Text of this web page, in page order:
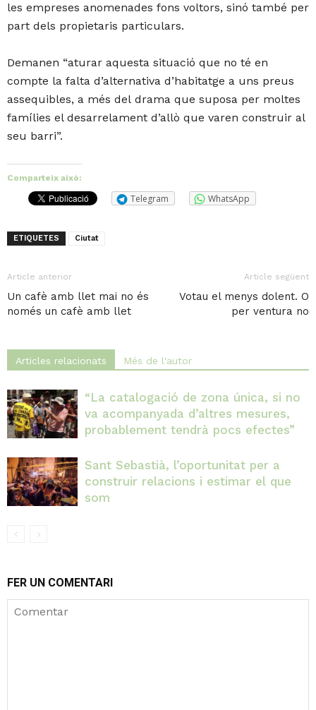
les empreses anomenades fons voltors, sinó també per
part dels propietaris particulars.
Demanen “aturar aquesta situació que no té en
compte la falta d’alternativa d’habitatge a uns preus
assequibles, a més del drama que suposa per moltes
famílies el desarrelament d’allò que varen construir al
seu barri”.
Comparteix això:
Telegram WhatsApp
ETIQUETES Ciutat
Article anterior
Un cafè amb llet mai no és
només un cafè amb llet
Article següent
Votau el menys dolent. O
per ventura no
Articles relacionats Més de l'autor
“La catalogació de zona única, si no
va acompanyada d’altres mesures,
probablement tendrà pocs efectes”
Sant Sebastià, l’oportunitat per a
construir relacions i estimar el que
som
FER UN COMENTARI